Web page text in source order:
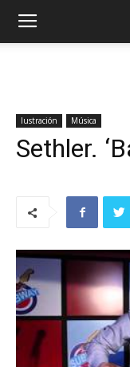
Iustración Música
Sethler.